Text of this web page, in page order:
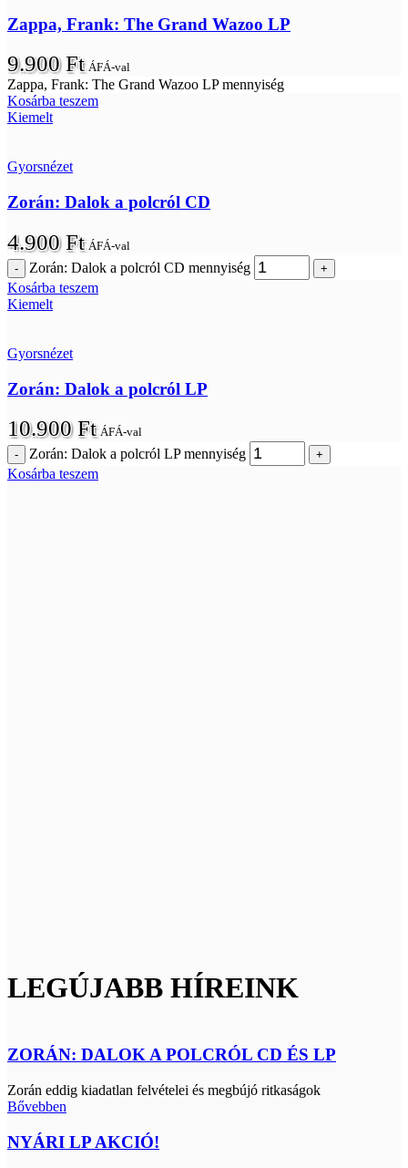
Zappa, Frank: The Grand Wazoo LP
9.900Ft ÁFÁ-val
Zappa, Frank: The Grand Wazoo LP mennyiség
Kosárba teszem
Kiemelt
Gyorsnézet
Zorán: Dalok a polcról CD
4.900Ft ÁFÁ-val
Zorán: Dalok a polcról CD mennyiség
Kosárba teszem
Kiemelt
Gyorsnézet
Zorán: Dalok a polcról LP
10.900Ft ÁFÁ-val
Zorán: Dalok a polcról LP mennyiség
Kosárba teszem
LEGÚJABB HÍREINK
ZORÁN: DALOK A POLCRÓL CD ÉS LP
Zorán eddig kiadatlan felvételei és megbújó ritkaságok
Bővebben
NYÁRI LP AKCIÓ!